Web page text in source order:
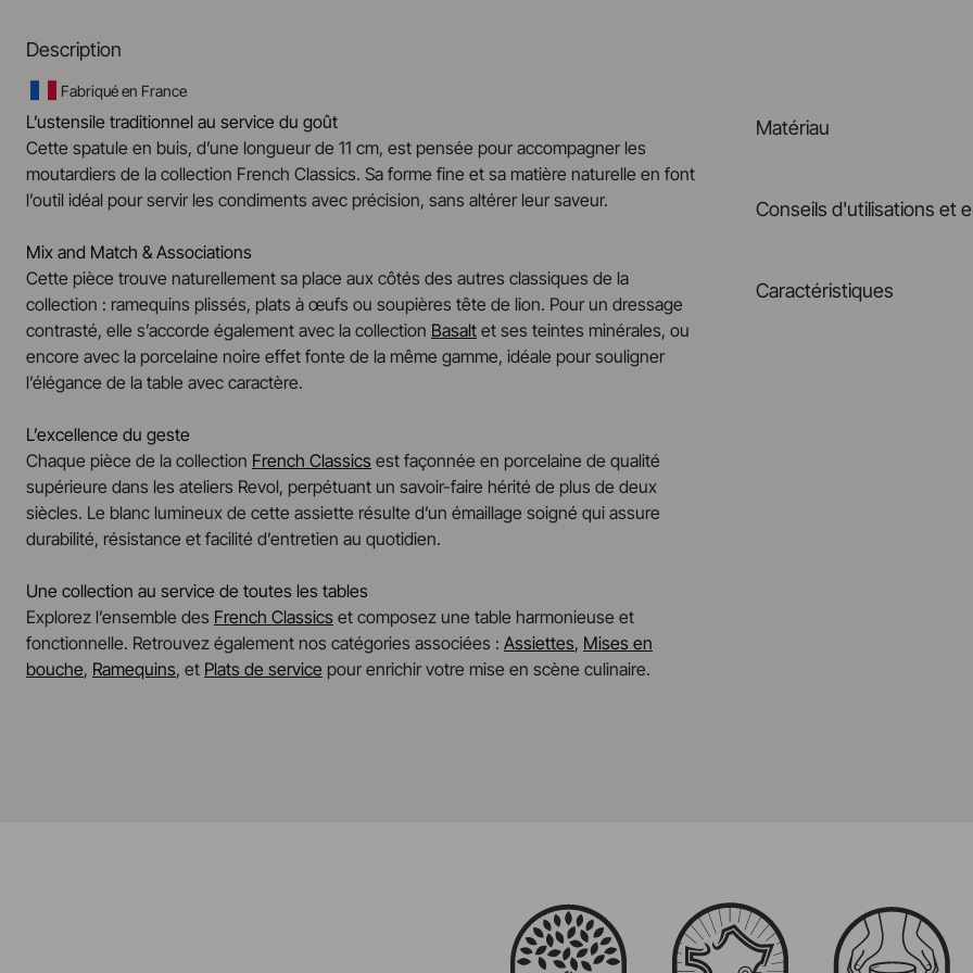
Description
Fabriqué en France
L’ustensile traditionnel au service du goût
Cette spatule en buis, d’une longueur de 11 cm, est pensée pour accompagner les
moutardiers de la collection French Classics. Sa forme fine et sa matière naturelle en font
l’outil idéal pour servir les condiments avec précision, sans altérer leur saveur.
Mix and Match & Associations
Cette pièce trouve naturellement sa place aux côtés des autres classiques de la
collection : ramequins plissés, plats à œufs ou soupières tête de lion. Pour un dressage
contrasté, elle s’accorde également avec la collection Basalt et ses teintes minérales, ou
encore avec la porcelaine noire effet fonte de la même gamme, idéale pour souligner
l’élégance de la table avec caractère.
L’excellence du geste
Chaque pièce de la collection French Classics est façonnée en porcelaine de qualité
supérieure dans les ateliers Revol, perpétuant un savoir-faire hérité de plus de deux
siècles. Le blanc lumineux de cette assiette résulte d’un émaillage soigné qui assure
durabilité, résistance et facilité d’entretien au quotidien.
Une collection au service de toutes les tables
Explorez l’ensemble des French Classics et composez une table harmonieuse et
fonctionnelle. Retrouvez également nos catégories associées : Assiettes, Mises en
bouche, Ramequins, et Plats de service pour enrichir votre mise en scène culinaire.
Matériau
rigoureusement
aliments après leur cuisson
Conseils d'utilisations et
Caractéristiques